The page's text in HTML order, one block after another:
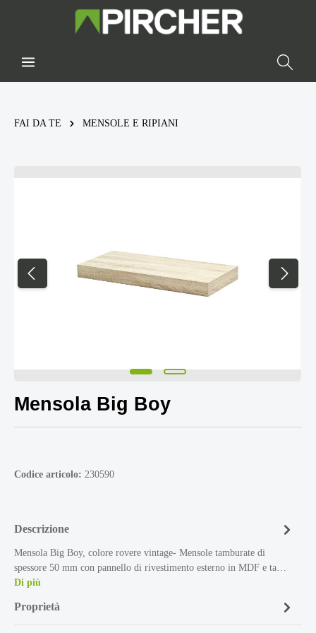
FAI DA TE MENSOLE E RIPIANI
Mensola Big Boy
Codice articolo: 230590
Descrizione
Mensola Big Boy, colore rovere vintage- Mensole tamburate di
spessore 50 mm con pannello di rivestimento esterno in MDF e ta…
Di più
Proprietà